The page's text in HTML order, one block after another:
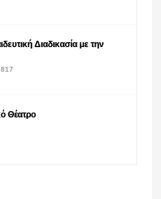
Διαδικασία με την
Θέατρο